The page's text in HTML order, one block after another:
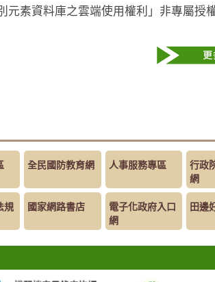
元素資料庫之雲端使用權利」非專屬授
全民國防教育網 人事服務專區
行政
網
規
國家網路書店
電子化政府入口
網
田邊